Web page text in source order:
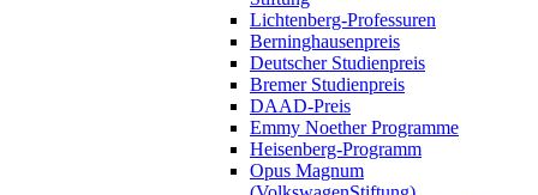
Lichtenberg-Professuren
Berninghausenpreis
Deutscher Studienpreis
Bremer Studienpreis
DAAD-Preis
Emmy Noether Programme
Heisenberg-Programm
Opus Magnum